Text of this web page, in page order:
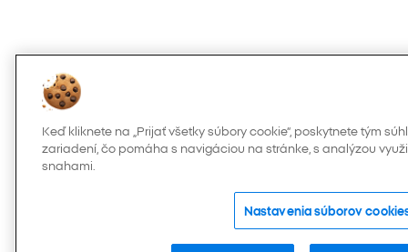
Keď kliknete na „Prijať všetky súbory cookie“, poskytnete tým
zariadení, čo pomáha s navigáciou na stránke, s analýzou
snahami.
Nastavenia súborov